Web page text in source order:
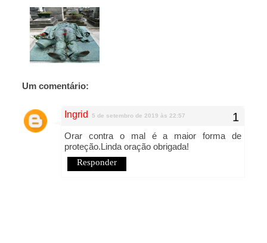
Um comentário:
Ingrid 5 de setembro de 2019 às 22:57
Orar contra o mal é a maior forma de
proteção.Linda oração obrigada!
Responder